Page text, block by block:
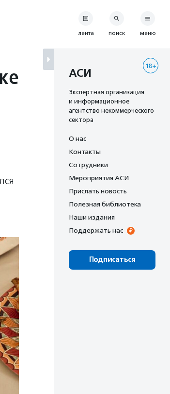
лента поиск меню
18+
АСИ
Экспертная организация
и информационное
агентство некоммерческого
сектора
О нас
Контакты
Сотрудники
Мероприятия АСИ
Прислать новость
Полезная библиотека
Наши издания
Поддержать нас
Подписаться